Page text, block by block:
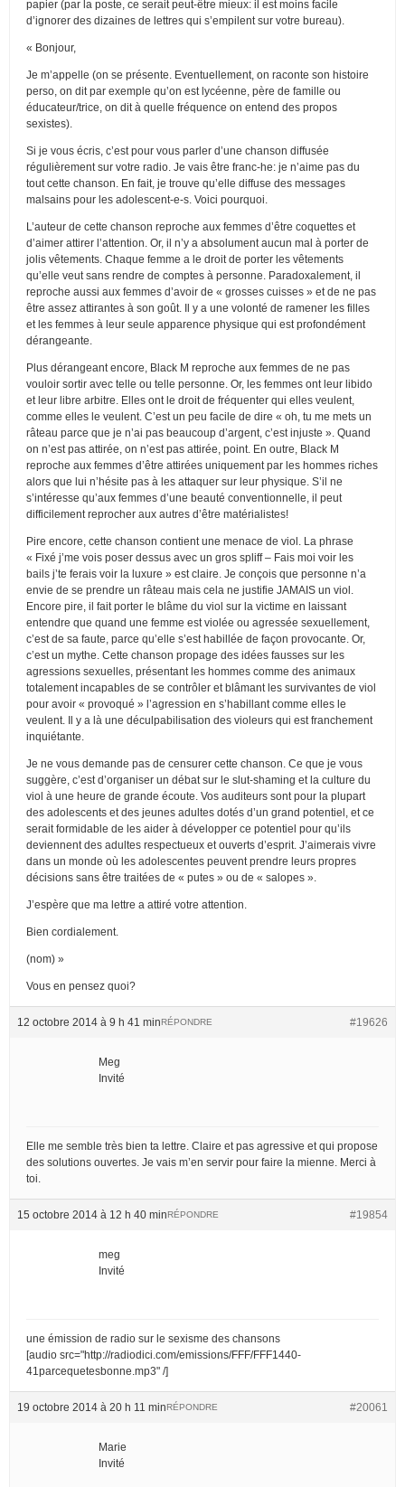
papier (par la poste, ce serait peut-être mieux: il est moins facile
d’ignorer des dizaines de lettres qui s’empilent sur votre bureau).
« Bonjour,
Je m’appelle (on se présente. Eventuellement, on raconte son histoire
perso, on dit par exemple qu’on est lycéenne, père de famille ou
éducateur/trice, on dit à quelle fréquence on entend des propos
sexistes).
Si je vous écris, c’est pour vous parler d’une chanson diffusée
régulièrement sur votre radio. Je vais être franc-he: je n’aime pas du
tout cette chanson. En fait, je trouve qu’elle diffuse des messages
malsains pour les adolescent-e-s. Voici pourquoi.
L’auteur de cette chanson reproche aux femmes d’être coquettes et
d’aimer attirer l’attention. Or, il n’y a absolument aucun mal à porter de
jolis vêtements. Chaque femme a le droit de porter les vêtements
qu’elle veut sans rendre de comptes à personne. Paradoxalement, il
reproche aussi aux femmes d’avoir de « grosses cuisses » et de ne pas
être assez attirantes à son goût. Il y a une volonté de ramener les filles
et les femmes à leur seule apparence physique qui est profondément
dérangeante.
Plus dérangeant encore, Black M reproche aux femmes de ne pas
vouloir sortir avec telle ou telle personne. Or, les femmes ont leur libido
et leur libre arbitre. Elles ont le droit de fréquenter qui elles veulent,
comme elles le veulent. C’est un peu facile de dire « oh, tu me mets un
râteau parce que je n’ai pas beaucoup d’argent, c’est injuste ». Quand
on n’est pas attirée, on n’est pas attirée, point. En outre, Black M
reproche aux femmes d’être attirées uniquement par les hommes riches
alors que lui n’hésite pas à les attaquer sur leur physique. S’il ne
s’intéresse qu’aux femmes d’une beauté conventionnelle, il peut
difficilement reprocher aux autres d’être matérialistes!
Pire encore, cette chanson contient une menace de viol. La phrase
« Fixé j’me vois poser dessus avec un gros spliff – Fais moi voir les
bails j’te ferais voir la luxure » est claire. Je conçois que personne n’a
envie de se prendre un râteau mais cela ne justifie JAMAIS un viol.
Encore pire, il fait porter le blâme du viol sur la victime en laissant
entendre que quand une femme est violée ou agressée sexuellement,
c’est de sa faute, parce qu’elle s’est habillée de façon provocante. Or,
c’est un mythe. Cette chanson propage des idées fausses sur les
agressions sexuelles, présentant les hommes comme des animaux
totalement incapables de se contrôler et blâmant les survivantes de viol
pour avoir « provoqué » l’agression en s’habillant comme elles le
veulent. Il y a là une déculpabilisation des violeurs qui est franchement
inquiétante.
Je ne vous demande pas de censurer cette chanson. Ce que je vous
suggère, c’est d’organiser un débat sur le slut-shaming et la culture du
viol à une heure de grande écoute. Vos auditeurs sont pour la plupart
des adolescents et des jeunes adultes dotés d’un grand potentiel, et ce
serait formidable de les aider à développer ce potentiel pour qu’ils
deviennent des adultes respectueux et ouverts d’esprit. J’aimerais vivre
dans un monde où les adolescentes peuvent prendre leurs propres
décisions sans être traitées de « putes » ou de « salopes ».
J’espère que ma lettre a attiré votre attention.
Bien cordialement.
(nom) »
Vous en pensez quoi?
12 octobre 2014 à 9 h 41 min #19626
RÉPONDRE
Meg
Invité
Elle me semble très bien ta lettre. Claire et pas agressive et qui propose
des solutions ouvertes. Je vais m’en servir pour faire la mienne. Merci à
toi.
15 octobre 2014 à 12 h 40 min #19854
RÉPONDRE
meg
Invité
une émission de radio sur le sexisme des chansons
[audio src="http://radiodici.com/emissions/FFF/FFF1440-
41parcequetesbonne.mp3" /]
19 octobre 2014 à 20 h 11 min #20061
RÉPONDRE
Marie
Invité